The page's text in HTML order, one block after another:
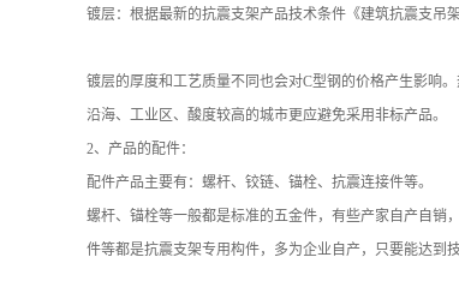
镀层：根据最新的抗震支架产品技术条件《建筑抗震支吊
镀层的厚度和工艺质量不同也会对C型钢的价格产生影响
沿海、工业区、酸度较高的城市更应避免采用非标产品。
2、产品的配件：
配件产品主要有：螺杆、铰链、锚栓、抗震连接件等。
螺杆、锚栓等一般都是标准的五金件，有些产家自产自销
件等都是抗震支架专用构件，多为企业自产，只要能达到